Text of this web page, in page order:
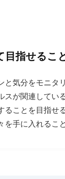
目指せるこ
と気分をモニタ
スが関連してい
ることを目指せ
を手に入れるこ